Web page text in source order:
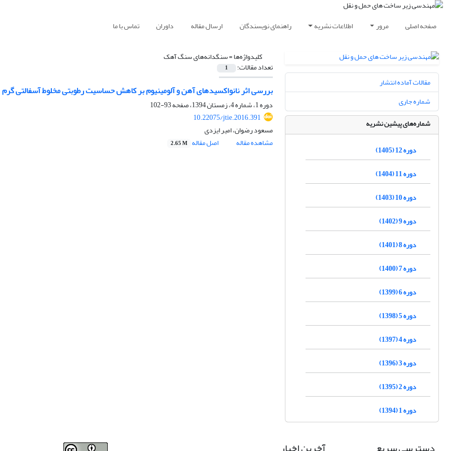
صفحه اصلی مرور اطلاعات نشریه راهنمای نویسندگان ارسال مقاله داوران تماس با ما
کلیدواژه‌ها =سنگدانه‌های سنگ آهک
تعداد مقالات: 1
بررسی اثر نانواکسیدهای آهن و آلومینیوم بر کاهش حساسیت رطوبتی مخلوط آسفالتی گرم
دوره 1، شماره 4، زمستان 1394، صفحه
93-102
10.22075/jtie.2016.391
مسعود رضوان، امیر ایزدی
مشاهده مقاله
اصل مقاله 2.65 M
مقالات آماده انتشار
شماره جاری
شماره‌های پیشین نشریه
دوره 12 (1405)
دوره 11 (1404)
دوره 10 (1403)
دوره 9 (1402)
دوره 8 (1401)
دوره 7 (1400)
دوره 6 (1399)
دوره 5 (1398)
دوره 4 (1397)
دوره 3 (1396)
دوره 2 (1395)
دوره 1 (1394)